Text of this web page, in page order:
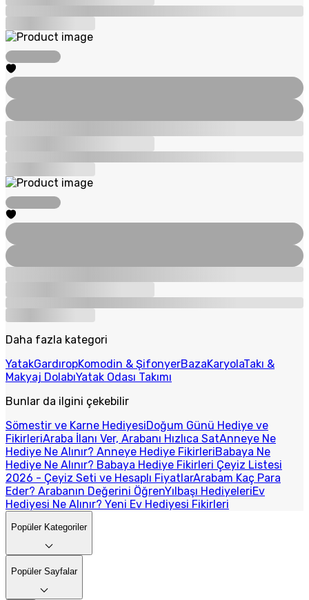
Daha fazla kategori
YatakGardıropKomodin & ŞifonyerBazaKaryolaTakı &
Makyaj DolabıYatak Odası Takımı
Bunlar da ilgini çekebilir
Sömestir ve Karne HediyesiDoğum Günü Hediye ve
FikirleriAraba İlanı Ver, Arabanı Hızlıca SatAnneye Ne
Hediye Ne Alınır? Anneye Hediye FikirleriBabaya Ne
Hediye Ne Alınır? Babaya Hediye Fikirleri Çeyiz Listesi
2026 - Çeyiz Seti ve Hesaplı FiyatlarArabam Kaç Para
Eder? Arabanın Değerini ÖğrenYılbaşı HediyeleriEv
Hediyesi Ne Alınır? Yeni Ev Hediyesi Fikirleri
Popüler Kategoriler
Popüler Sayfalar